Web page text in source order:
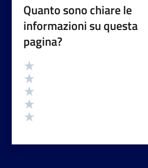
Quanto sono chiare le
informazioni su questa
pagina?
Valutazione